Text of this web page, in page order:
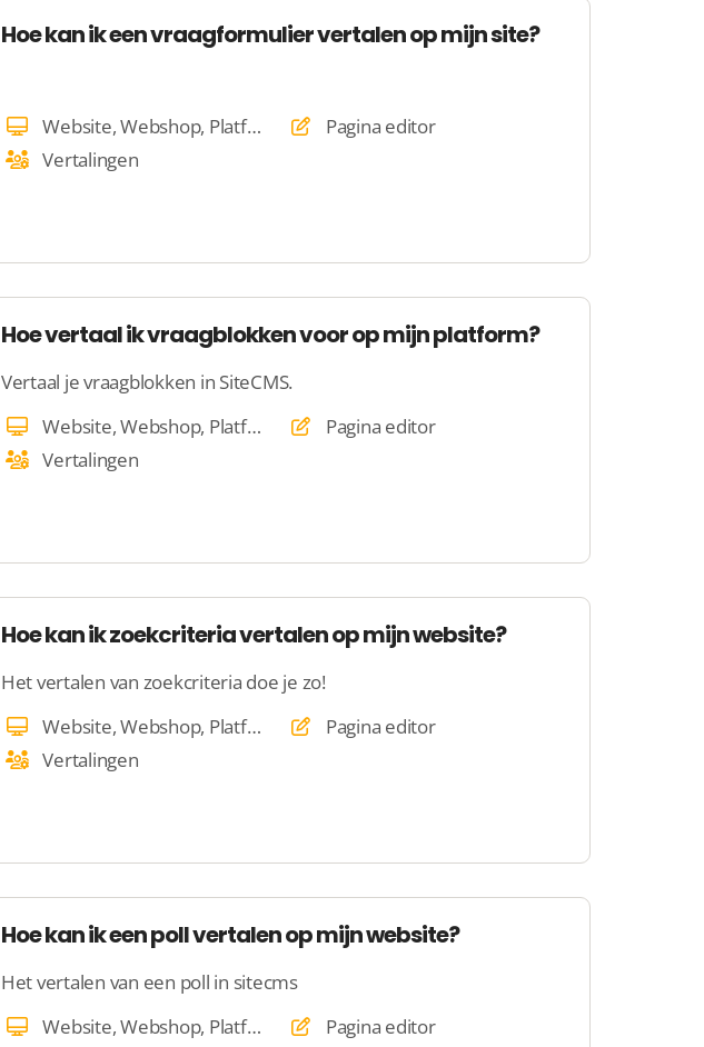
Hoe kan ik een vraagformulier vertalen op mijn site?
Website, Webshop, Platform
Pagina editor
Vertalingen
Hoe vertaal ik vraagblokken voor op mijn platform?
Vertaal je vraagblokken in SiteCMS.
Website, Webshop, Platform
Pagina editor
Vertalingen
Hoe kan ik zoekcriteria vertalen op mijn website?
Het vertalen van zoekcriteria doe je zo!
Website, Webshop, Platform
Pagina editor
Vertalingen
Hoe kan ik een poll vertalen op mijn website?
Het vertalen van een poll in sitecms
Website, Webshop, Platform
Pagina editor